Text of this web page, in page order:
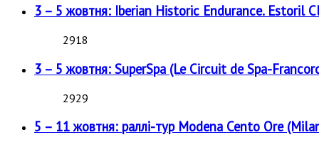
3 – 5 жовтня: Iberian Historic Endurance. Estoril
2918
3 – 5 жовтня: SuperSpa (Le Circuit de Spa-
2929
5 – 11 жовтня: раллі-тур Modena Cento Ore